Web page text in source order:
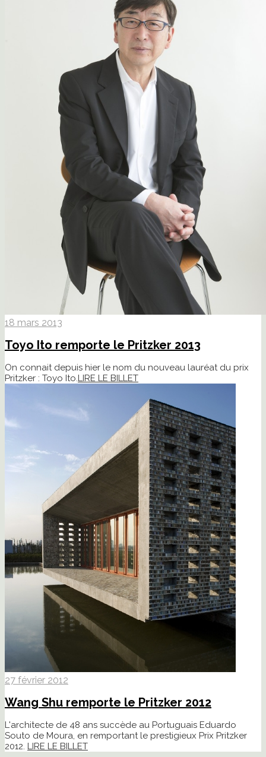
18 mars 2013
Toyo Ito remporte le Pritzker 2013
On connait depuis hier le nom du nouveau lauréat du prix
Pritzker : Toyo Ito.LIRE LE BILLET
27 février 2012
Wang Shu remporte le Pritzker 2012
L'architecte de 48 ans succède au Portuguais Eduardo
Souto de Moura, en remportant le prestigieux Prix Pritzker
2012. LIRE LE BILLET